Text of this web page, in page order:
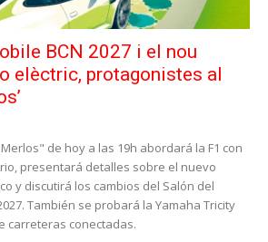
BCN 2027 i el nou
elèctric, protagonistes al
de hoy a las 19h abordará la F1 con
presentará detalles sobre el nuevo
y discutirá los cambios del Salón del
También se probará la Yamaha Tricity
carreteras conectadas.